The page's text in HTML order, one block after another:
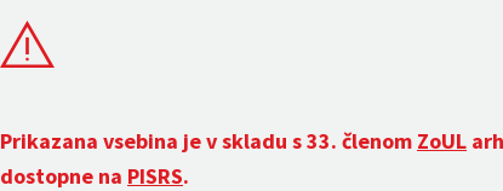
Prikazana vsebina je v skladu s 33. členom ZoUL
dostopne na PISRS.